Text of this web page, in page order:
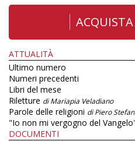
ATTUALITÀ
Ultimo numero
Numeri precedenti
Libri del mese
Riletture di Mariapia Veladiano
Parole delle religioni di Piero
"Io non mi vergogno del
DOCUMENTI